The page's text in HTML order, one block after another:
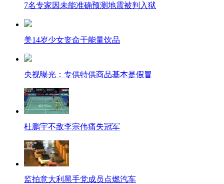
7名专家因未能准确预测地震被判入狱
美14岁少女丧命于能量饮品
央视曝光：专供特供商品基本是假冒
杜鹏宇不敌李宗伟痛失冠军
监拍意大利黑手党成员点燃汽车